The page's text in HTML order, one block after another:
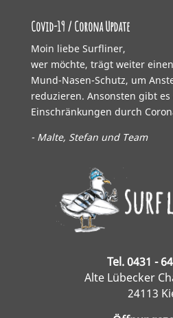
Covid-19 / Corona Update
Moin liebe Surfliner,
wer möchte, trägt weiter
Mund-Nasen-Schutz, um
reduzieren. Ansonsten gibt
Einschränkungen durch
- Malte, Stefan und Team
Tel. 0431 -
Alte Lübecker
24113